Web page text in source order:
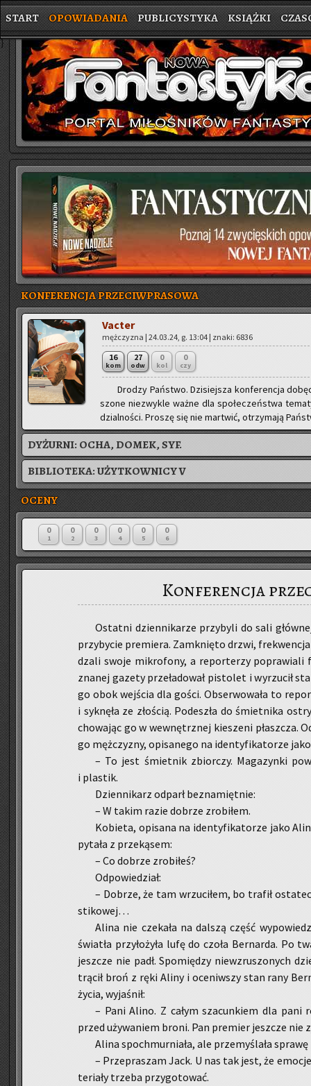
START OPOWIADANIA PUBLICYSTYKA KSIĄŻKI
}
KONFERENCJA PRZECIWPRASOWA
Vac­ter
męż­czy­zna | 24.03.24, g. 13:04 | znaki: 6836
16
kom
27
odw
0
kol
0
czy
Dro­dzy Pań­stwo. Dzi­siej­sza kon­fe­ren­cja
szo­ne nie­zwy­kle ważne dla spo­łe­czeń­stwa
dzial­no­ści. Pro­szę się nie mar­twić, otrzy­ma­ją
DYŻURNI: OCHA, DOMEK, SYF.
BIBLIOTEKA:UŻYTKOWNICY V
OCENY
0
1
0
2
0
3
0
4
0
5
0
6
Konferencja
Ostat­ni dzien­ni­ka­rze przy­by­li do sali
przy­by­cie pre­mie­ra. Za­mknię­to drzwi,
dza­li swoje mi­kro­fo­ny, a re­por­te­rzy po­pra­wia­li
zna­nej ga­ze­ty prze­ła­do­wał pi­sto­let i wy­rzu­cił
go obok wej­ścia dla gości. Ob­ser­wo­wa­ła to
i syk­nę­ła ze zło­ścią. Po­de­szła do śmiet­ni­ka
cho­wa­jąc go w we­wnętrz­nej kie­sze­ni płasz­cza.
go męż­czy­zny, opi­sa­ne­go na iden­ty­fi­ka­to­rze
– To jest śmiet­nik zbior­czy. Ma­ga­zyn­ki
i pla­stik.
Dzien­ni­karz od­parł bez­na­mięt­nie:
– W takim razie do­brze zro­bi­łem.
Ko­bie­ta, opi­sa­na na iden­ty­fi­ka­to­rze jako
py­ta­ła z prze­ką­sem:
– Co do­brze zro­bi­łeś?
Od­po­wie­dział:
– Do­brze, że tam wrzu­ci­łem, bo tra­fił
sti­ko­wej…
Alina nie cze­ka­ła na dal­szą część
świa­tła przy­ło­ży­ła lufę do czoła Ber­nar­da. Po
jesz­cze nie padł. Spo­mię­dzy nie­wzru­szo­nych
trą­cił broń z ręki Aliny i oce­niw­szy stan rany
życia, wy­ja­śnił:
– Pani Alino. Z całym sza­cun­kiem dla pani
przed uży­wa­niem broni. Pan pre­mier jesz­cze nie
Alina spo­chmur­nia­ła, ale prze­my­śla­ła
– Prze­pra­szam Jack. U nas tak jest, że
te­ria­ły trze­ba przy­go­to­wać.